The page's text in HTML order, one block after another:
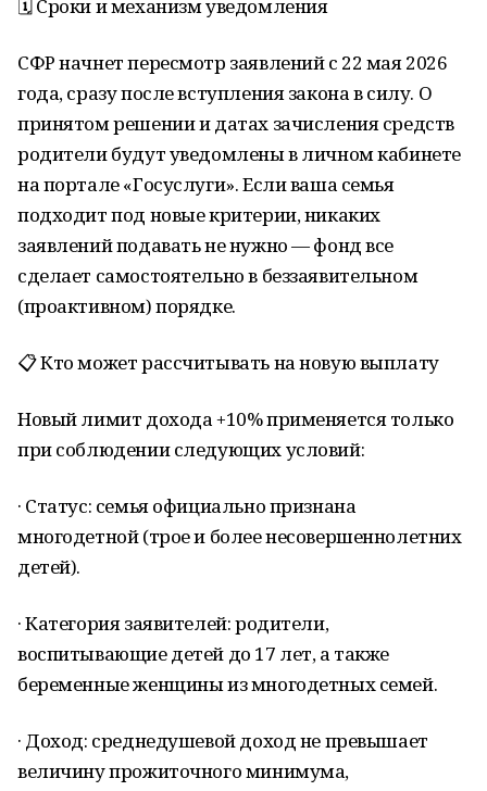
🗓️ Сроки и механизм уведомления
СФР начнет пересмотр заявлений с 22 мая 2026
года, сразу после вступления закона в силу. О
принятом решении и датах зачисления средств
родители будут уведомлены в личном кабинете
на портале «Госуслуги». Если ваша семья
подходит под новые критерии, никаких
заявлений подавать не нужно — фонд все
сделает самостоятельно в беззаявительном
(проактивном) порядке.
📋 Кто может рассчитывать на новую выплату
Новый лимит дохода +10% применяется только
при соблюдении следующих условий:
· Статус: семья официально признана
многодетной (трое и более несовершеннолетних
детей).
· Категория заявителей: родители,
воспитывающие детей до 17 лет, а также
беременные женщины из многодетных семей.
· Доход: среднедушевой доход не превышает
величину прожиточного минимума,